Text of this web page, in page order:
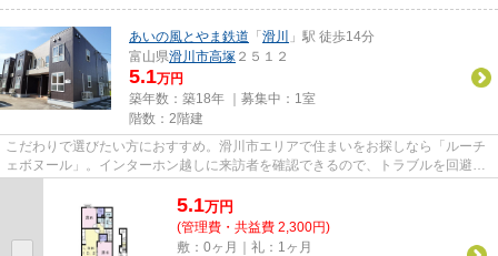
あいの風とやま鉄道 「 滑川
」駅 徒歩14分
富山県滑川市高塚 ２５１２
5.1万円
築年数：築18年 ｜募集中： 1室
階数：2階建
こだわりで選びたい方におすすめ。滑川市エリアで住まいをお探しなら「ルーチ
ェボヌール」。インターホン越しに来訪者を確認できるので、トラブルを回避し
5.1万円
(管理費・共益費 2,300円)
敷：0ヶ月｜礼：1ヶ月